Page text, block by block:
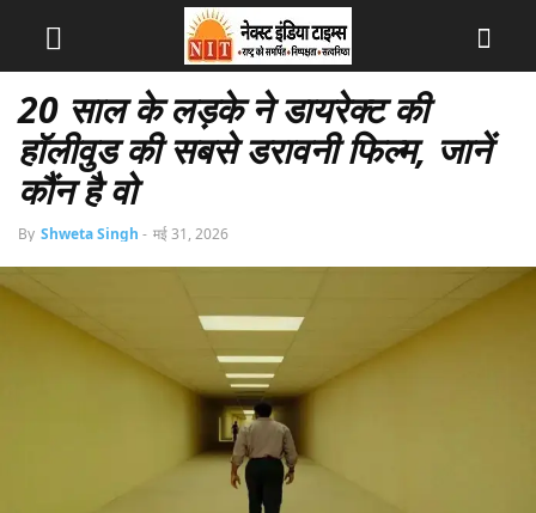
20 साल के लड़के ने डायरेक्ट की
हॉलीवुड की सबसे डरावनी फिल्म, जानें
कौंन है वो
By Shweta Singh - मई 31, 2026